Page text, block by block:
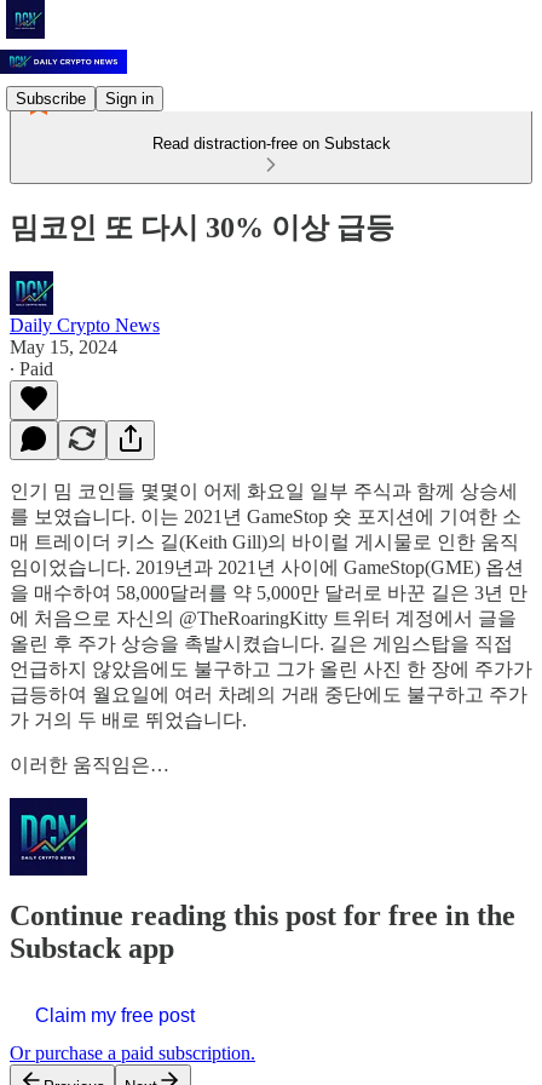
Subscribe Sign in
Read distraction-free on Substack
밈코인 또 다시 30% 이상 급등
Daily Crypto News
May 15, 2024
∙ Paid
인기 밈 코인들 몇몇이 어제 화요일 일부 주식과 함께 상승세
를 보였습니다. 이는 2021년 GameStop 숏 포지션에 기여한 소
매 트레이더 키스 길(Keith Gill)의 바이럴 게시물로 인한 움직
임이었습니다. 2019년과 2021년 사이에 GameStop(GME) 옵션
을 매수하여 58,000달러를 약 5,000만 달러로 바꾼 길은 3년 만
에 처음으로 자신의 @TheRoaringKitty 트위터 계정에서 글을
올린 후 주가 상승을 촉발시켰습니다. 길은 게임스탑을 직접
언급하지 않았음에도 불구하고 그가 올린 사진 한 장에 주가가
급등하여 월요일에 여러 차례의 거래 중단에도 불구하고 주가
가 거의 두 배로 뛰었습니다.
이러한 움직임은…
Continue reading this post for free in the
Substack app
Claim my free post
Or purchase a paid subscription.